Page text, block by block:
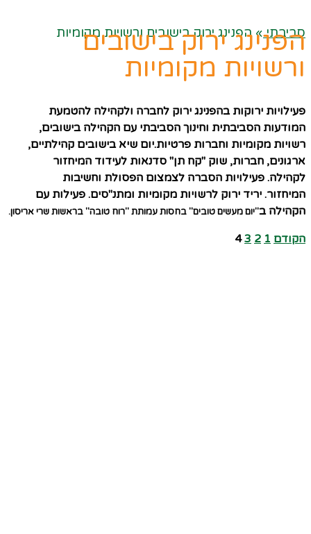
סביבתי » הפנינג ירוק בישובים ורשויות מקומיות
הפנינג ירוק בישובים
ורשויות מקומיות
פעילויות ירוקות בהפנינג ירוק לחברה ולקהילה להטמעת
המודעות הסביבתית וחינוך הסביבתי עם הקהילה בישובים,
רשויות מקומיות וחברות פרטיות.יום שיא בישובים קהילתיים,
ארגונים, חברות, שוק "קח תן" סדנאות לעידוד המיחזור
לקהילה. פעילויות הסברה לצמצום הפסולת וחשיבות
המיחזור. יריד ירוק לרשויות מקומיות ומתנ"סים. פעילות עם
הקהילה ב"יום מעשים טובים" בחסות עמותת "רוח טובה" בראשות שרי אריסון.
הקודם 1
2
3
4